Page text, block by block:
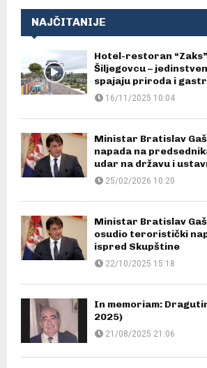
NAJČITANIJE
Hotel-restoran
Šiljegovcu –
spajaju priroda i
16/11/2025 10:04
Ministar Bratislav
napada na
udar na državu i
25/02/2026 10:20
Ministar Bratislav
osudio teroristički
ispred Skupštine
22/10/2025 15:18
In memoriam:
2025)
21/08/2025 21:06